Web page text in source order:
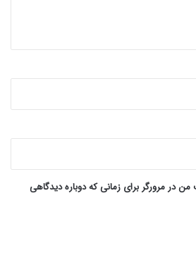
در مرورگر برای زمانی که دوباره دیدگاهی